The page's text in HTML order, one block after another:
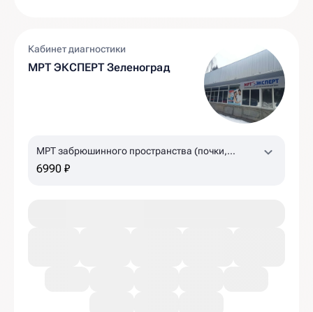
Кабинет диагностики
МРТ ЭКСПЕРТ Зеленоград
МРТ забрюшинного пространства (почки,
надпочечники, лимфоузлы)
6990 ₽